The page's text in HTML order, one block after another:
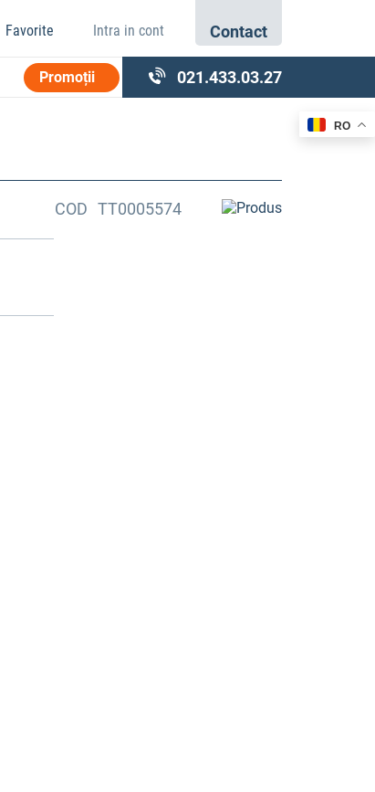
Favorite Intra in cont Contact
Promoții 021.433.03.27
COD TT0005574
RO